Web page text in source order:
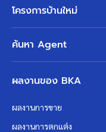
โครงการบ้านใหม่
ค้นหา Agent
ผลงานของ BKA
ผลงานการขาย
ผลงานการตกแต่ง